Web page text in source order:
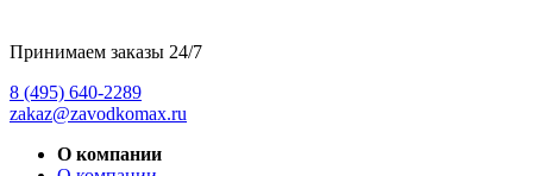
Принимаем заказы 24/7
8 (495) 640-2289
zakaz@zavodkomax.ru
О компании